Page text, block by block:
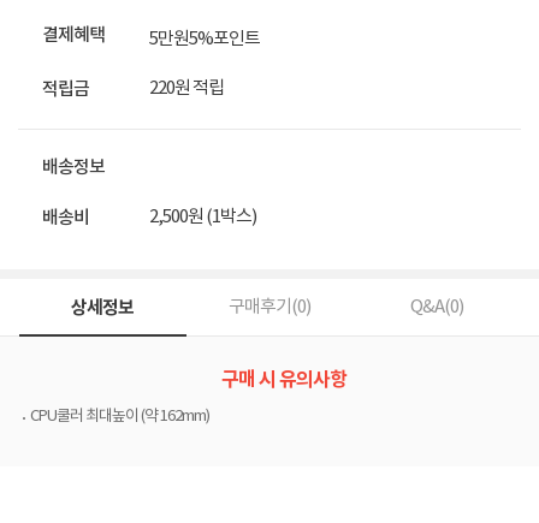
결제혜택 5만원5%포인트
적립금 220원 적립
배송정보
배송비 2,500원 (1박스)
상세정보 구매후기(0) Q&A(0)
구매 시 유의사항
CPU쿨러 최대높이 (약 162mm)